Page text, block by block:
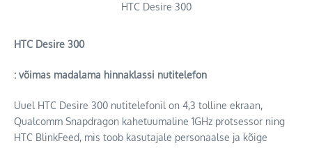
HTC Desire 300
HTC Desire 300
: võimas madalama hinnaklassi nutitelefon
Uuel HTC Desire 300 nutitelefonil on 4,3 tolline ekraan,
Qualcomm Snapdragon kahetuumaline 1GHz protsessor ning
HTC BlinkFeed, mis toob kasutajale personaalse ja kõige